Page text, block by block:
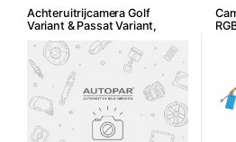
Achteruitrijcamera Golf
Variant & Passat Variant,
Sharan